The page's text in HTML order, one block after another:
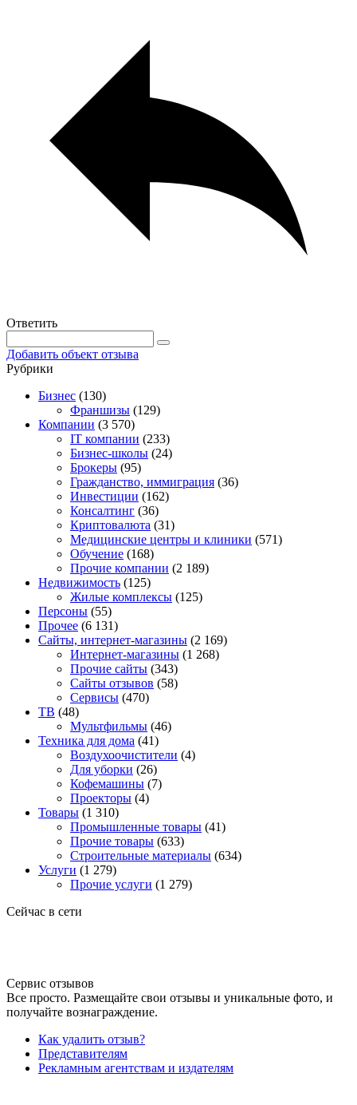
Ответить
Добавить объект отзыва
Рубрики
Бизнес (130)
Франшизы (129)
Компании (3 570)
IT компании (233)
Бизнес-школы (24)
Брокеры (95)
Гражданство, иммиграция (36)
Инвестиции (162)
Консалтинг (36)
Криптовалюта (31)
Медицинские центры и клиники (571)
Обучение (168)
Прочие компании (2 189)
Недвижимость (125)
Жилые комплексы (125)
Персоны (55)
Прочее (6 131)
Сайты, интернет-магазины (2 169)
Интернет-магазины (1 268)
Прочие сайты (343)
Сайты отзывов (58)
Сервисы (470)
ТВ (48)
Мультфильмы (46)
Техника для дома (41)
Воздухоочистители (4)
Для уборки (26)
Кофемашины (7)
Проекторы (4)
Товары (1 310)
Промышленные товары (41)
Прочие товары (633)
Строительные материалы (634)
Услуги (1 279)
Прочие услуги (1 279)
Сейчас в сети
Сервис отзывов
Все просто. Размещайте свои отзывы и уникальные фото, и
получайте вознаграждение.
Как удалить отзыв?
Представителям
Рекламным агентствам и издателям